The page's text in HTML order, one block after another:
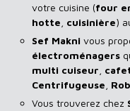
votre cuisine (four
hotte cuisinière)
Sef Makni vous
électroménagers
multi cuiseur
Centrifugeuse
Vous trouverez chez